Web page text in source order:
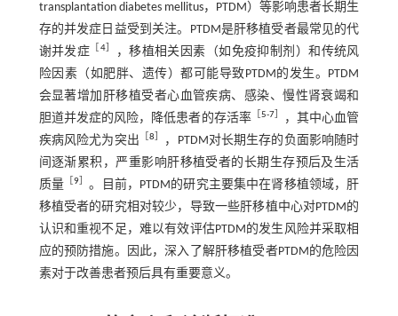
transplantation diabetes mellitus，PTDM）等影响患者长期生
存的并发症日益受到关注。PTDM是肝移植受者最常见的代
谢并发症
4］
，移植相关因素（如免疫抑制剂）和传统风
险因素（如肥胖、遗传）都可能导致PTDM的发生。PTDM
会显著增加肝移植受者心血管疾病、感染、慢性肾衰竭和
胆道并发症的风险，降低患者的存活率［ 5-7］
，其中心血管
疾病风险尤为突出 ［8
，PTDM对长期生存的负面影响随时
间逐渐累积，严重影响肝移植受者的长期生存预后及生活
质量［9
。目前，PTDM的研究主要集中在肾移植领域，肝
移植受者的研究相对较少，导致一些肝移植中心对PTDM的
认识和重视不足，难以有效评估PTDM的发生风险并采取相
应的预防措施。因此，深入了解肝移植受者PTDM的危险因
素对于改善患者预后具有重要意义。